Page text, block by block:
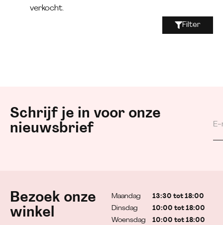
verkocht.
Filter
Schrijf je in voor onze
nieuwsbrief
Bezoek onze
winkel
Maandag
Dinsdag
Woensdag
13:30 tot 18:00
10:00 tot 18:00
10:00 tot 18:00